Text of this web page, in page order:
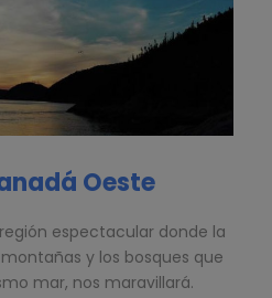
Oeste
espectacular donde la
y los bosques que
mar, nos maravillará.